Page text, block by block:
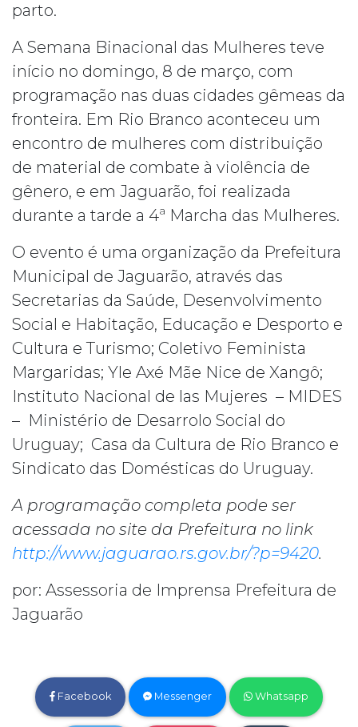
parto.
A Semana Binacional das Mulheres teve
início no domingo, 8 de março, com
programação nas duas cidades gêmeas da
fronteira. Em Rio Branco aconteceu um
encontro de mulheres com distribuição
de material de combate à violência de
gênero, e em Jaguarão, foi realizada
durante a tarde a 4ª Marcha das Mulheres.
O evento é uma organização da Prefeitura
Municipal de Jaguarão, através das
Secretarias da Saúde, Desenvolvimento
Social e Habitação, Educação e Desporto e
Cultura e Turismo; Coletivo Feminista
Margaridas; Yle Axé Mãe Nice de Xangô;
Instituto Nacional de las Mujeres – MIDES
– Ministério de Desarrolo Social do
Uruguay; Casa da Cultura de Rio Branco e
Sindicato das Domésticas do Uruguay.
A programação completa pode ser
acessada no site da Prefeitura no link
http://www.jaguarao.rs.gov.br/?p=9420.
por: Assessoria de Imprensa Prefeitura de
Jaguarão
Facebook Messenger Whatsapp